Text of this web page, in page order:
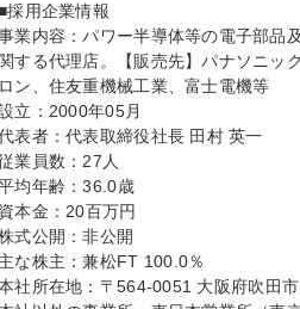
採用企業情報
業内容：パワー半導体等の電子部品
関する代理店。【販売先】パナソニッ
ロン、住友重機械工業、富士電機等
立：2000年05月
表者：代表取締役社長 田村 英一
業員数：27人
均年齢：36.0歳
資本金：20百万円
式公開：非公開
主な株主：兼松FT 100.0％
社所在地：〒564-0051 大阪府吹田市